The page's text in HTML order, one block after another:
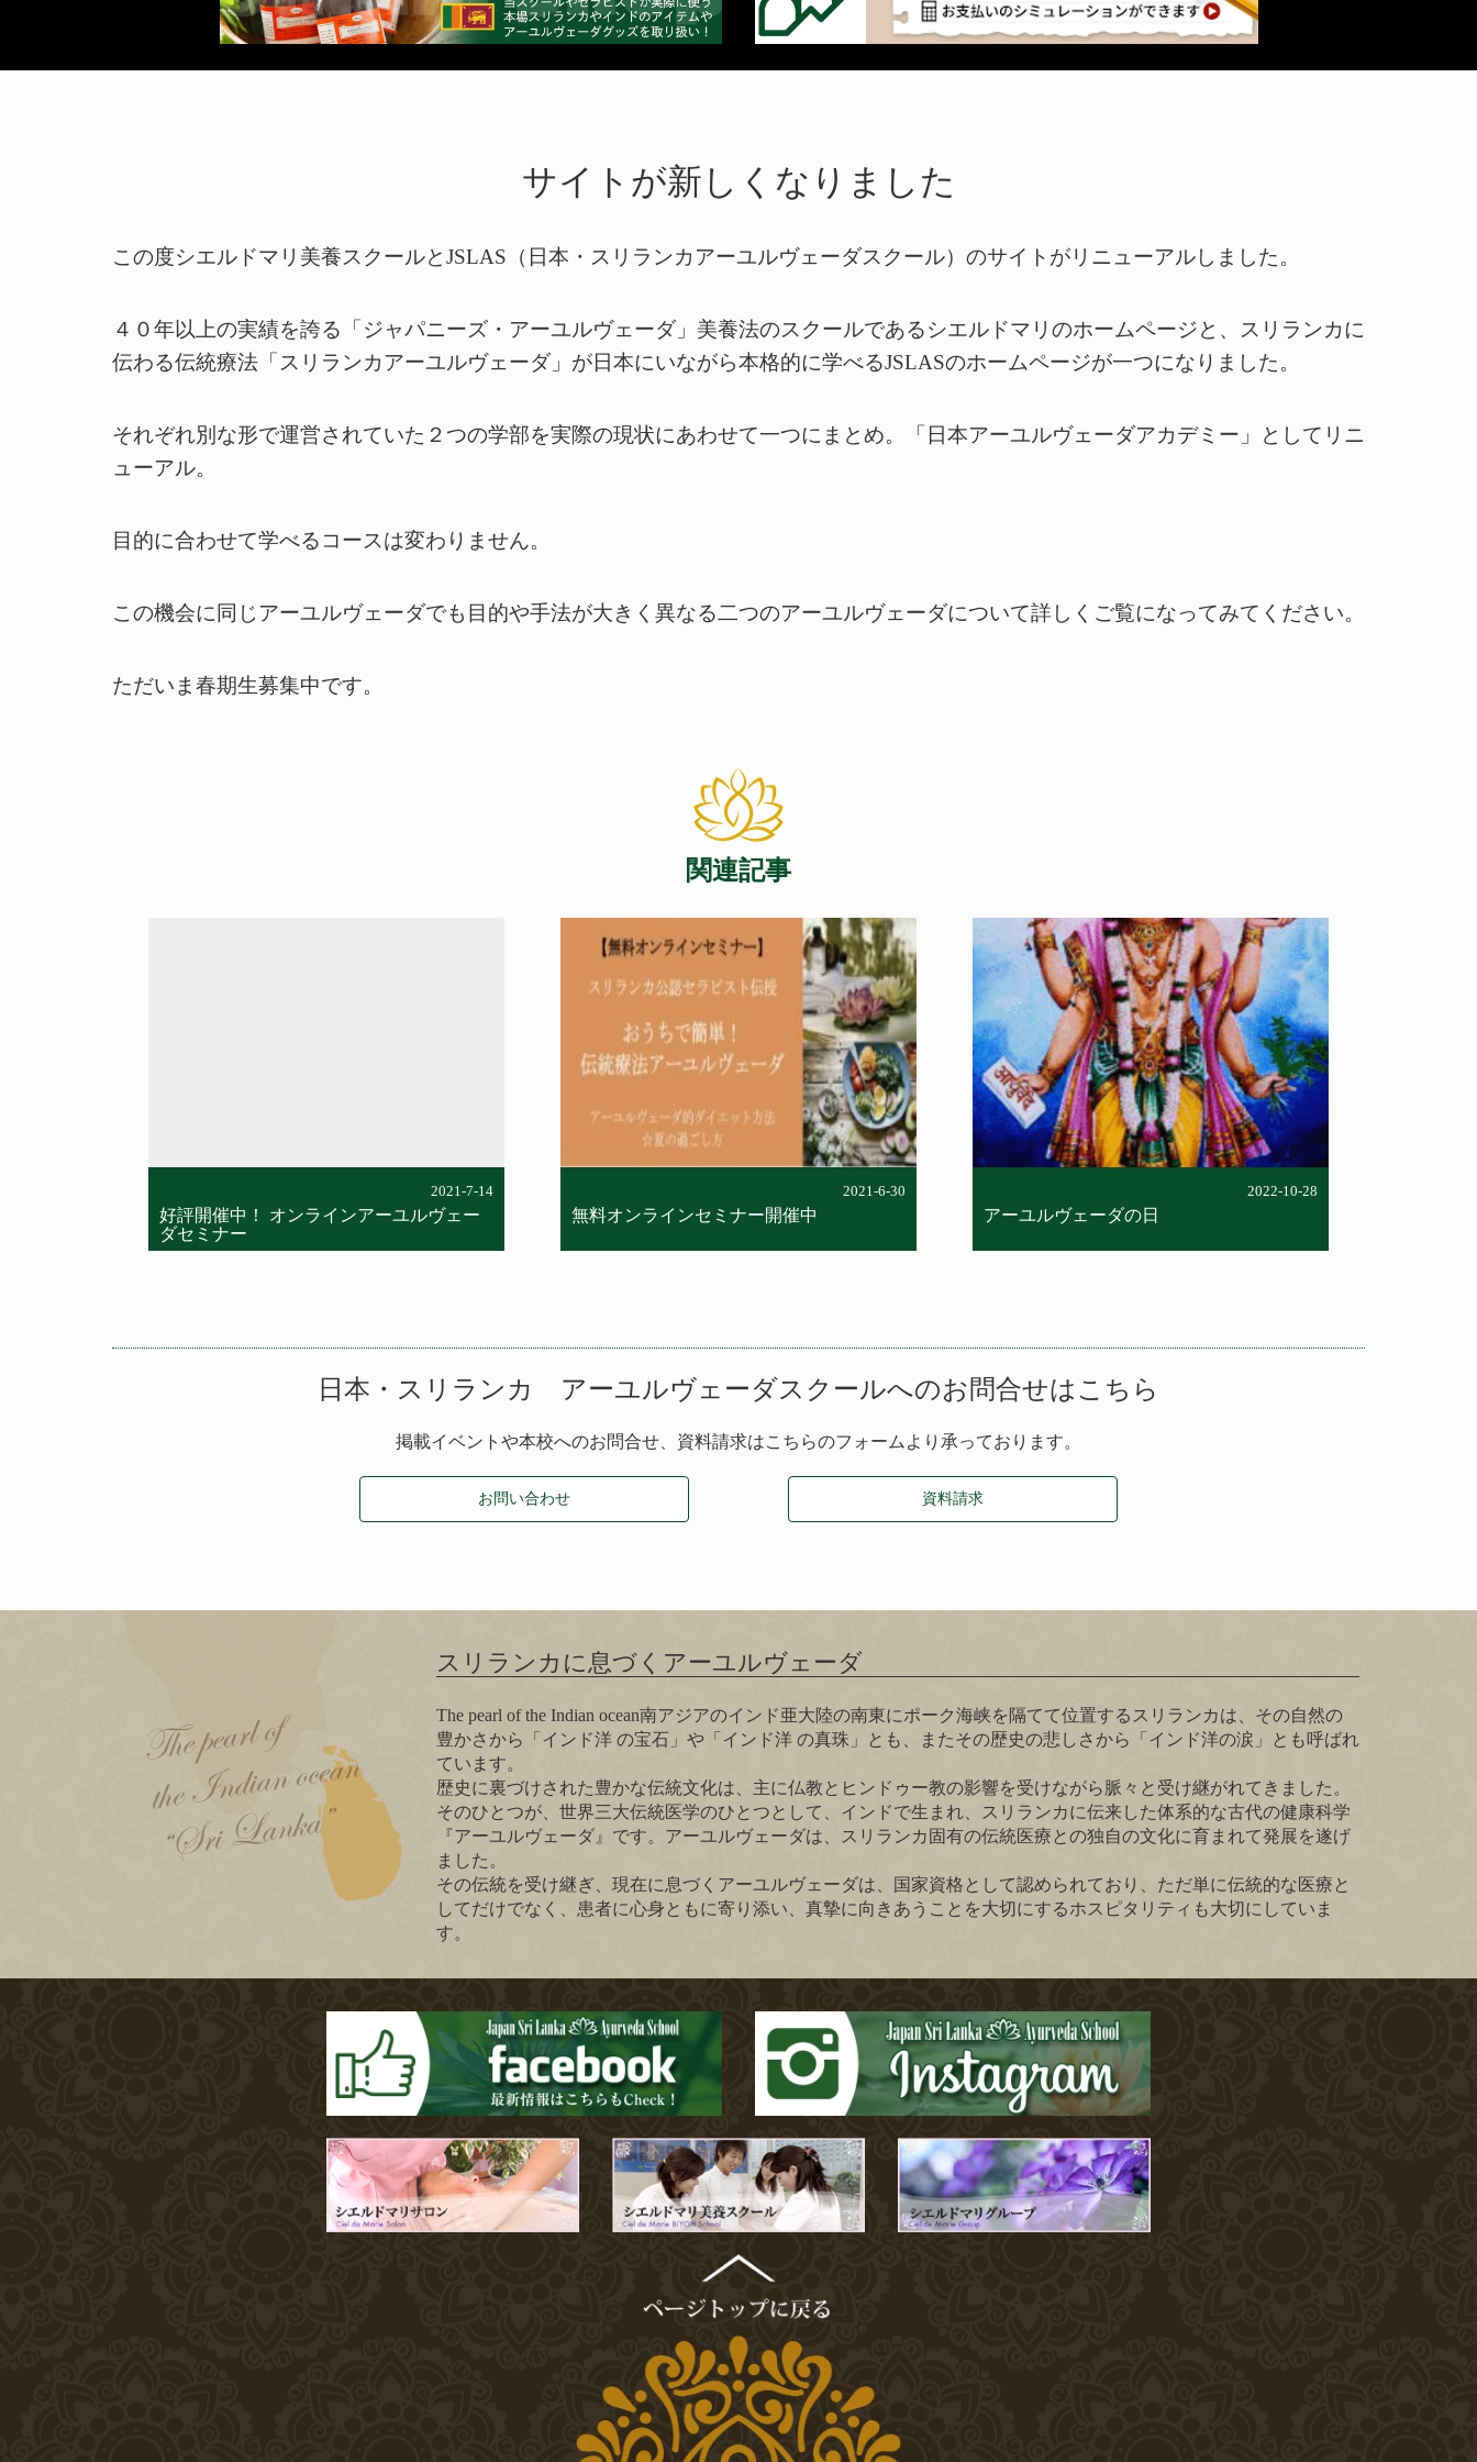
サイトが新しくなりました
この度シエルドマリ美養スクールとJSLAS（日本・スリランカアーユルヴェーダスクール）のサイトがリニューアルしました。
４０年以上の実績を誇る「ジャパニーズ・アーユルヴェーダ」美養法のスクールであるシエルドマリのホームページと、スリランカに
伝わる伝統療法「スリランカアーユルヴェーダ」が日本にいながら本格的に学べるJSLASのホームページが一つになりました。
それぞれ別な形で運営されていた２つの学部を実際の現状にあわせて一つにまとめ。「日本アーユルヴェーダアカデミー」としてリニ
ューアル。
目的に合わせて学べるコースは変わりません。
この機会に同じアーユルヴェーダでも目的や手法が大きく異なる二つのアーユルヴェーダについて詳しくご覧になってみてください。
ただいま春期生募集中です。
関連記事
2021-7-14
好評開催中！ オンラインアーユルヴェー
ダセミナー
Warning: Undefined array
marie.co.jp/public_html/ayurveda/wp-
content/themes/cieldemarie-
on line 42
: Attempt to read
property "cat_name" on null in
/home/cdm/ciel-de-
ayurveda/single-column.php
on line
42
2021-6-30
無料オンラインセミナー開催中
Warning : Undefined array
key 0 in/home/cdm/ciel-de-
marie.co.jp/public_html/ayurveda/wp-
content/themes/cieldemarie-
ayurveda/single-column.php
on line42
Warning: Attempt to read
property "cat_name" on null in
/home/cdm/ciel-de-
marie.co.jp/public_html/ayurveda/wp-
content/themes/cieldemarie-
ayurveda/single-column.php
on line 42
2022-10-28
アーユルヴェーダの日
日本・スリランカ アーユルヴェーダスクールへのお問合せはこちら
掲載イベントや本校へのお問合せ、資料請求はこちらのフォームより承っております。
お問い合わせ 資料請求
スリランカに息づくアーユルヴェーダ
The pearl of the Indian ocean南アジアのインド亜大陸の南東にポーク海峡を隔てて位置するスリランカは、その自然の
豊かさから「インド洋 の宝石」や「インド洋 の真珠」とも、またその歴史の悲しさから「インド洋の涙」とも呼ばれ
ています。
歴史に裏づけされた豊かな伝統文化は、主に仏教とヒンドゥー教の影響を受けながら脈々と受け継がれてきました。
そのひとつが、世界三大伝統医学のひとつとして、インドで生まれ、スリランカに伝来した体系的な古代の健康科学
『アーユルヴェーダ』です。アーユルヴェーダは、スリランカ固有の伝統医療との独自の文化に育まれて発展を遂げ
ました。
その伝統を受け継ぎ、現在に息づくアーユルヴェーダは、国家資格として認められており、ただ単に伝統的な医療と
してだけでなく、患者に心身ともに寄り添い、真摯に向きあうことを大切にするホスピタリティも大切にしていま
す。